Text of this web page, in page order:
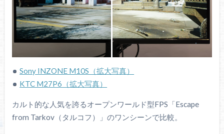
Sony INZONE M10S（拡大写真）
KTC M27P6（拡大写真）
カルト的な人気を誇るオープンワールド型FPS「Escape
from Tarkov（タルコフ）」のワンシーンで比較。